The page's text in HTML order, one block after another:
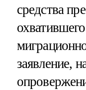
средства
заявление,